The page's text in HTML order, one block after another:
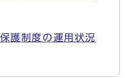
護制度の運用状況